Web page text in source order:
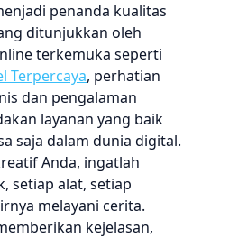
penanda kualitas
ditunjukkan oleh
terkemuka seperti
Terpercaya, perhatian
dan pengalaman
layanan yang baik
saja dalam dunia digital.
Anda, ingatlah
setiap alat, setiap
melayani cerita.
kejelasan,